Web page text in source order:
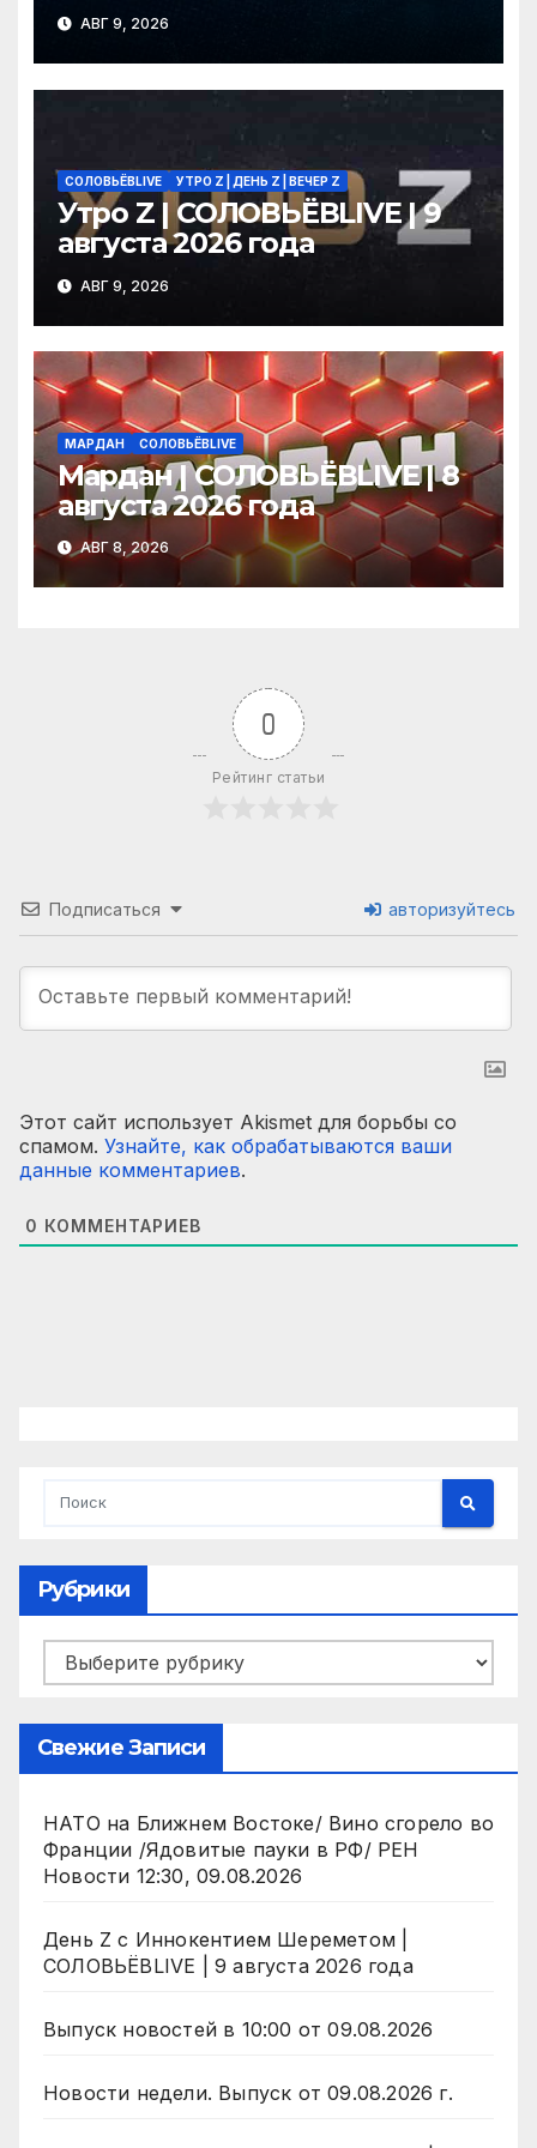
СОЛОВЬЁВLIVE | 9 августа
2026 года
АВГ 9, 2026
СОЛОВЬЁВLIVE УТРО Z | ДЕНЬ Z | ВЕЧЕР Z
Утро Z | СОЛОВЬЁВLIVE | 9
августа 2026 года
АВГ 9, 2026
МАРДАН СОЛОВЬЁВLIVE
Мардан | СОЛОВЬЁВLIVE | 8
августа 2026 года
АВГ 8, 2026
0
Рейтинг статьи
Подписаться авторизуйтесь
Этот сайт использует Akismet для борьбы со
спамом. Узнайте, как обрабатываются ваши
данные комментариев.
0 КОММЕНТАРИЕВ
Рубрики
Рубрики
Свежие Записи
НАТО на Ближнем Востоке/ Вино сгорело во
Франции /Ядовитые пауки в РФ/ РЕН
Новости 12:30, 09.08.2026
День Z с Иннокентием Шереметом |
СОЛОВЬЁВLIVE | 9 августа 2026 года
Выпуск новостей в 10:00 от 09.08.2026
Новости недели. Выпуск от 09.08.2026 г.